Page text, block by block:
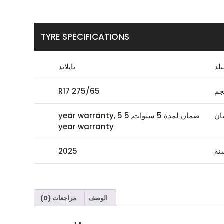
TYRE SPECIFICATIONS
تايلاند
275/65 R17
ضمان لمدة 5 سنوات, 5 year warranty, 5
year warranty
2025
الوصف مراجعات (0)